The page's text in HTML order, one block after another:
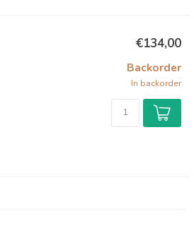
€134,00
Backorder
In backorder